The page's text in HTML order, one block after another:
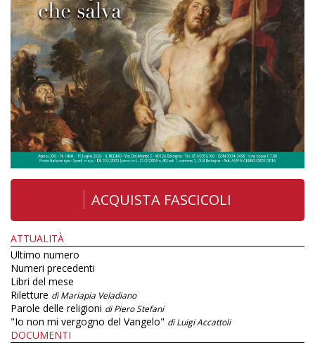
ACQUISTA FASCICOLI
ATTUALITÀ
Ultimo numero
Numeri precedenti
Libri del mese
Riletture di Mariapia Veladiano
Parole delle religioni di Piero Stefani
"Io non mi vergogno del Vangelo" di Luigi Accattoli
DOCUMENTI